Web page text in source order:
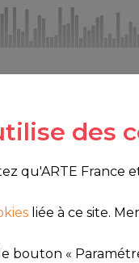
des
qu'ARTE France
liée à ce site.
bouton «